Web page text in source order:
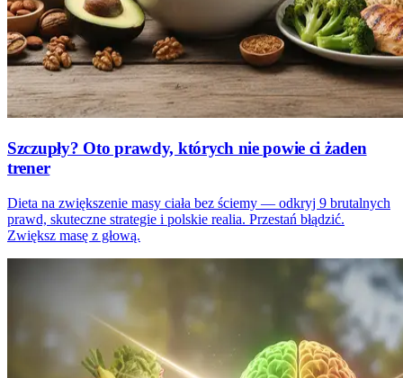
Szczupły? Oto prawdy, których nie powie ci żaden
trener
Dieta na zwiększenie masy ciała bez ściemy — odkryj 9 brutalnych
prawd, skuteczne strategie i polskie realia. Przestań błądzić.
Zwiększ masę z głową.